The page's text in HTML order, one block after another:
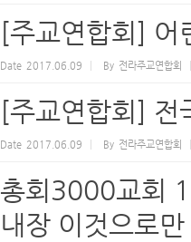
[주교연합회] 어
Date 2017.06.09 By 전라주교연합회
[주교연합회] 전
Date 2017.06.09 By 전라주교연합회
총회3000교회
내장 이것으로